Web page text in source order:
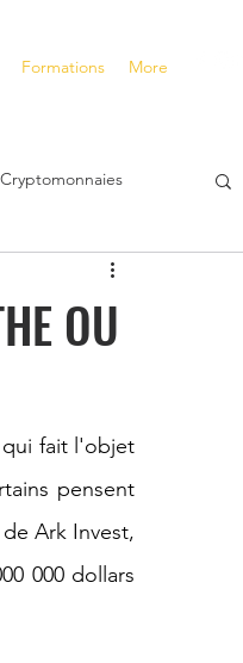
Formations More
OU
fait l'objet
pensent
Ark Invest,
000 dollars